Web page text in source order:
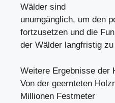
Wälder sind
unumgänglich, um den
fortzusetzen und die
der Wälder langfristig
Weitere Ergebnisse der
Von der geernteten
Millionen Festmeter